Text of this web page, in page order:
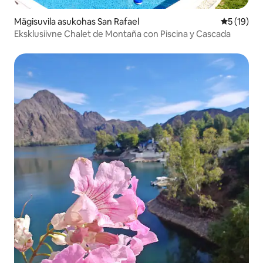
Mägisuvila asukohas San Rafael Keskmine
5 (19)
Eksklusiivne Chalet de Montaña con Piscina y Cascada